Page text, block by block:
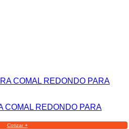
COMAL REDONDO PARA
Cotizar +